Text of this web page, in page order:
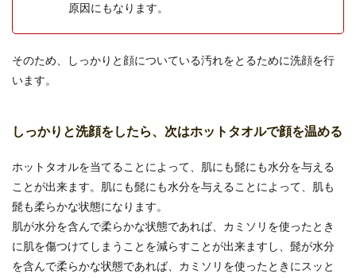
ね。しかし、毎日ご飯を炊くのは大変です。そん
炊生活を始めることです。仕事が遅くなったとき
などには、つ...
リビングの照明はダウンライトだけで
大丈夫なのか
原因にもなります。
そのため、しっかりと顔についている汚れをとるために洗顔を行
います。
しっかりと洗顔をしたら、次はホットタオルで顔を温める
ホットタオルを当てることによって、肌にも髭にも水分を与える
ことが出来ます。肌にも髭にも水分を与えることによって、肌も
髭も柔らかな状態になります。
肌が水分を含んで柔らかな状態であれば、カミソリを使ったとき
に肌を傷つけてしまうことを減らすことが出来ますし、髭が水分
を含んで柔らかな状態であれば、カミソリを使ったときにスッと